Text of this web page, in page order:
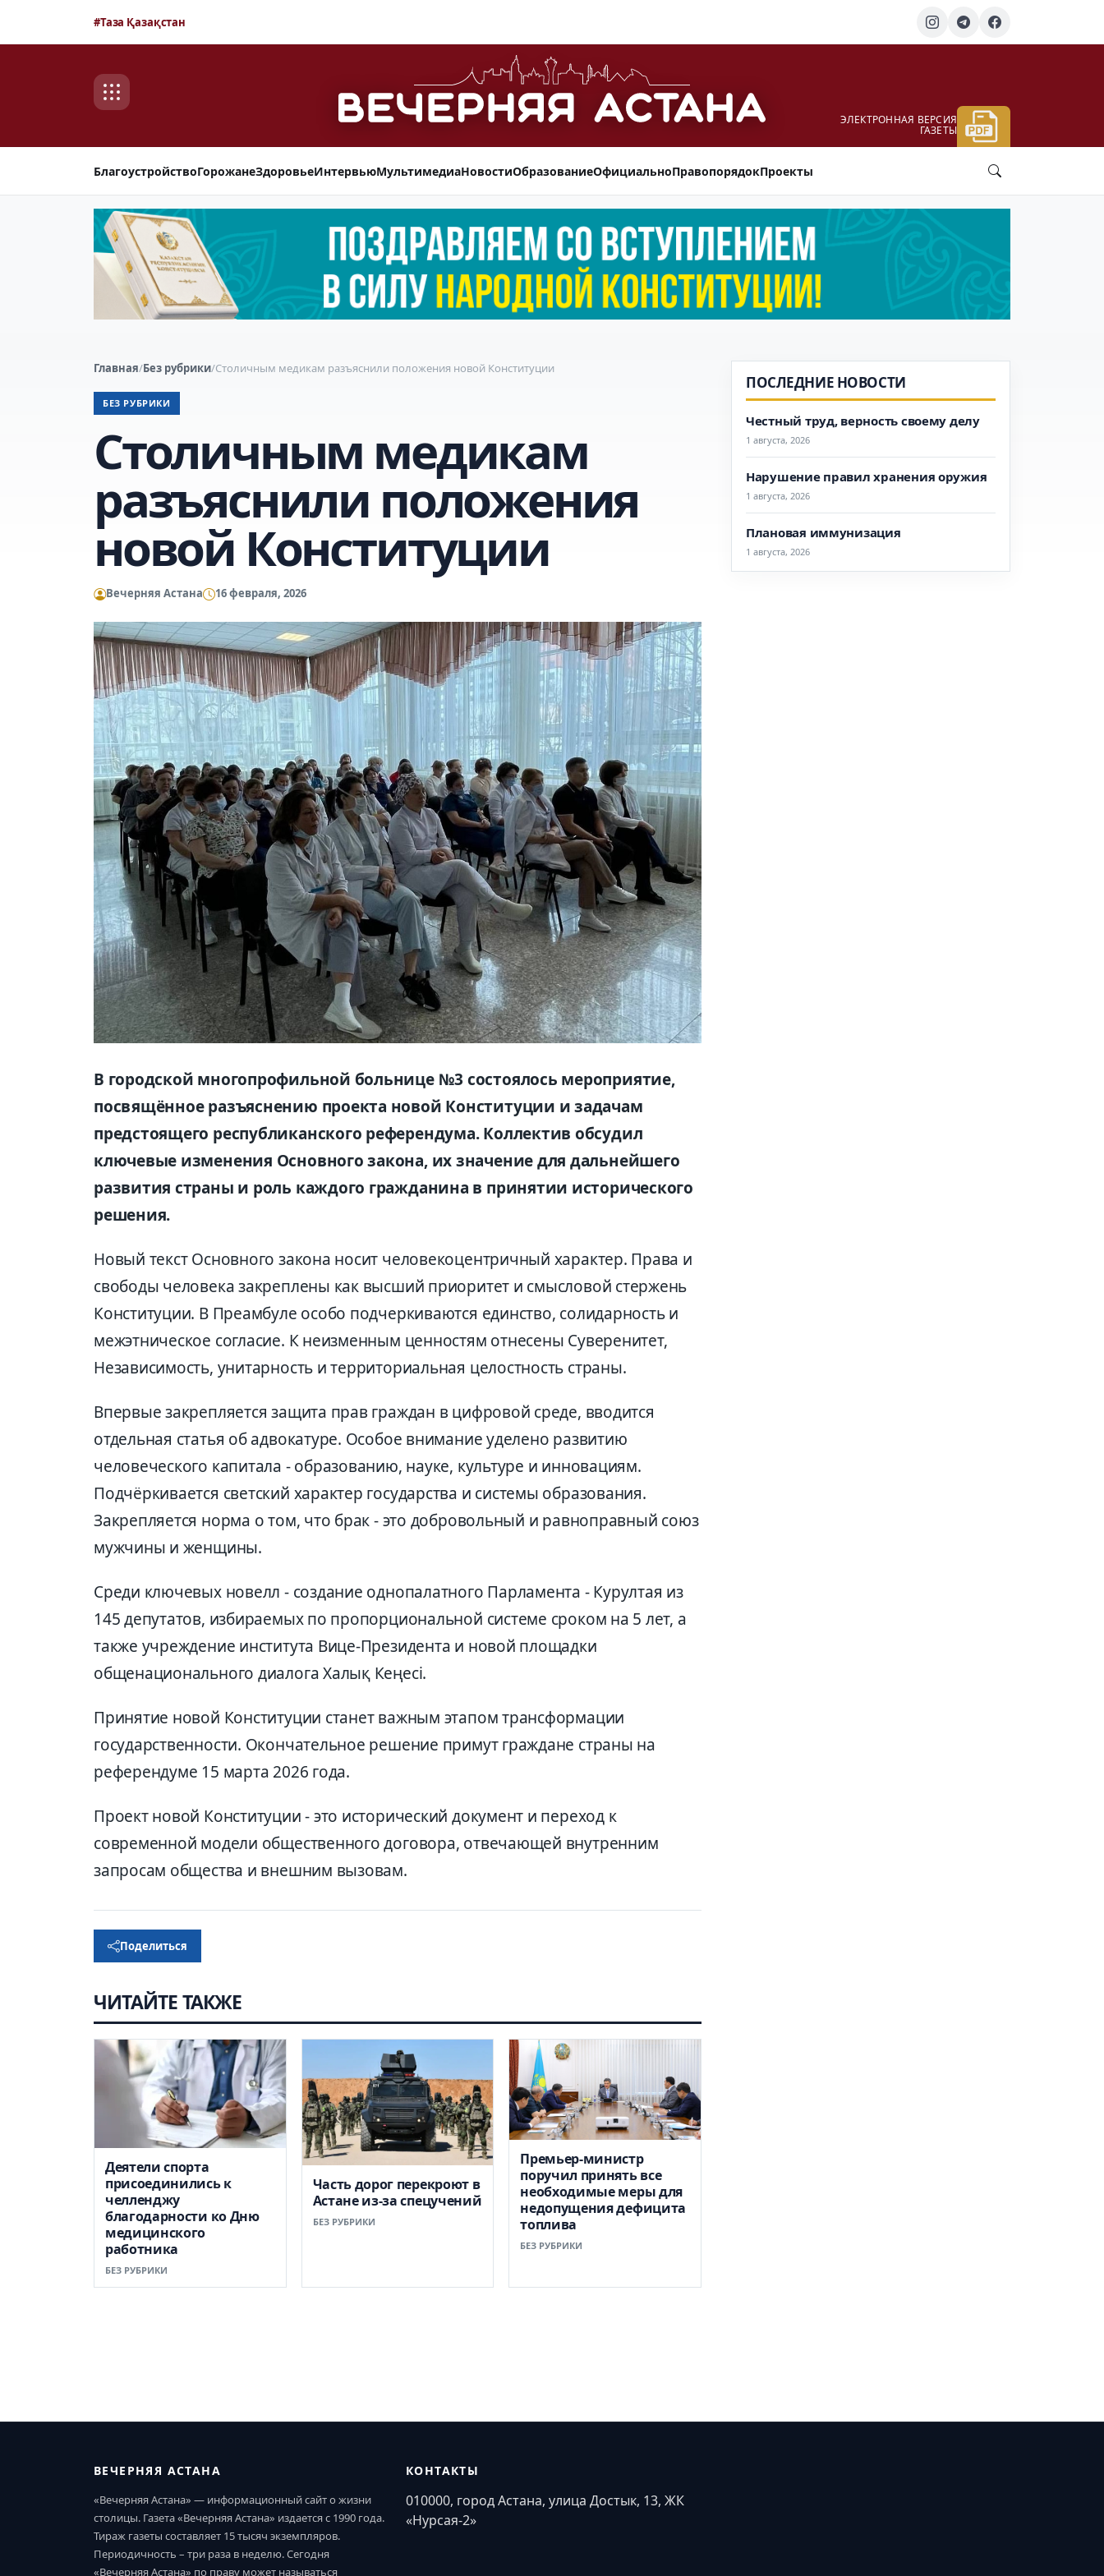
#Таза Қазақстан
ЭЛЕКТРОННАЯ ВЕРСИЯ
ГАЗЕТЫ
БлагоустройствоГорожанеЗдоровьеИнтервьюМультимедиаНовостиОбразованиеОфициальноПравопорядокПроекты
Главная/Без рубрики/Столичным медикам разъяснили положения новой Конституции
БЕЗ РУБРИКИ
Столичным медикам
разъяснили положения
новой Конституции
Вечерняя Астана 16 февраля, 2026
В городской многопрофильной больнице №3 состоялось мероприятие,
посвящённое разъяснению проекта новой Конституции и задачам
предстоящего республиканского референдума. Коллектив обсудил
ключевые изменения Основного закона, их значение для дальнейшего
развития страны и роль каждого гражданина в принятии исторического
решения.
Новый текст Основного закона носит человекоцентричный характер. Права и
свободы человека закреплены как высший приоритет и смысловой стержень
Конституции. В Преамбуле особо подчеркиваются единство, солидарность и
межэтническое согласие. К неизменным ценностям отнесены Суверенитет,
Независимость, унитарность и территориальная целостность страны.
Впервые закрепляется защита прав граждан в цифровой среде, вводится
отдельная статья об адвокатуре. Особое внимание уделено развитию
человеческого капитала - образованию, науке, культуре и инновациям.
Подчёркивается светский характер государства и системы образования.
Закрепляется норма о том, что брак - это добровольный и равноправный союз
мужчины и женщины.
Среди ключевых новелл - создание однопалатного Парламента - Курултая из
145 депутатов, избираемых по пропорциональной системе сроком на 5 лет, а
также учреждение института Вице-Президента и новой площадки
общенационального диалога Халық Кеңесі.
Принятие новой Конституции станет важным этапом трансформации
государственности. Окончательное решение примут граждане страны на
референдуме 15 марта 2026 года.
Проект новой Конституции - это исторический документ и переход к
современной модели общественного договора, отвечающей внутренним
запросам общества и внешним вызовам.
Поделиться
ЧИТАЙТЕ ТАКЖЕ
Деятели спорта
присоединились к
челленджу
благодарности ко Дню
медицинского
работника
БЕЗ РУБРИКИ
Часть дорог перекроют в
Астане из-за спецучений
БЕЗ РУБРИКИ
Премьер-министр
поручил принять все
необходимые меры для
недопущения дефицита
топлива
БЕЗ РУБРИКИ
ПОСЛЕДНИЕ НОВОСТИ
Честный труд, верность своему делу
1 августа, 2026
Нарушение правил хранения оружия
1 августа, 2026
Плановая иммунизация
1 августа, 2026
ВЕЧЕРНЯЯ АСТАНА
«Вечерняя Астана» — информационный сайт о жизни
столицы. Газета «Вечерняя Астана» издается с 1990 года.
Тираж газеты составляет 15 тысяч экземпляров.
Периодичность – три раза в неделю. Сегодня
«Вечерняя Астана» по праву может называться
КОНТАКТЫ
010000, город Астана, улица Достык, 13, ЖК
«Нурсая-2»